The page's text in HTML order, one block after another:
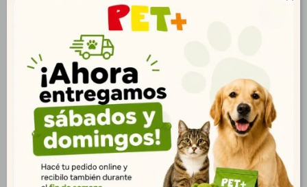
Bozal de Control Nº4
$ 459
Bozal para Perros Nº7
$ 318